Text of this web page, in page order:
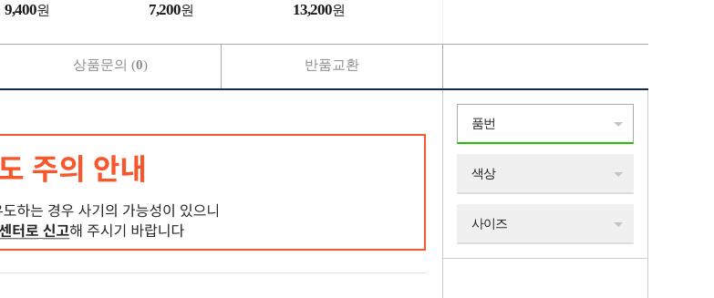
조절 가능
9,400원
지 운동 동호인 아대
7,200원 13,200원
상품문의 (0) 반품교환
품번
색상
사이즈